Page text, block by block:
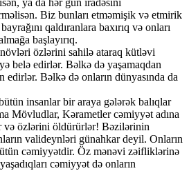
ya da hər gün iradəsini
Biz bunları etməmişik və etmirik
qaldıranlara baxırıq və onları
başlayırıq.
özlərini sahilə ataraq kütləvi
belə edirlər. Bəlkə də yaşamaqdan
edirlər. Bəlkə də onların dünyasında da
insanlar bir araya gələrək balıqlar
Mövludlar, Kərametler cəmiyyət adına
və özlərini öldürürlər! Bəzilərinin
valideynləri günahkar deyil. Onların
cəmiyyətdir. Öz mənəvi zəifliklərinə
cəmiyyət də onların